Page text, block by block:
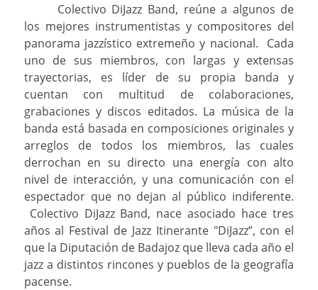
Colectivo DiJazz Band, reúne a algunos de
los mejores instrumentistas y compositores del
panorama jazzístico extremeño y nacional. Cada
uno de sus miembros, con largas y extensas
trayectorias, es líder de su propia banda y
cuentan con multitud de colaboraciones,
grabaciones y discos editados. La música de la
banda está basada en composiciones originales y
arreglos de todos los miembros, las cuales
derrochan en su directo una energía con alto
nivel de interacción, y una comunicación con el
espectador que no dejan al público indiferente.
Colectivo DiJazz Band, nace asociado hace tres
años al Festival de Jazz Itinerante "DiJazz”, con el
que la Diputación de Badajoz que lleva cada año el
jazz a distintos rincones y pueblos de la geografía
pacense.